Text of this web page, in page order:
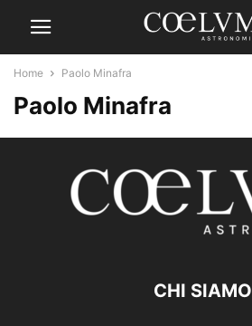
Home Paolo Minafra
Paolo Minafra
CHI SIAMO